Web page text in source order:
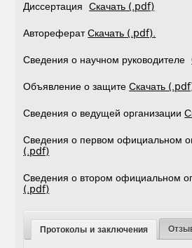
ДиссертацияСкачать (.pdf)
АвторефератСкачать (.pdf).
Сведения о научном руководителе
Объявление о защитеСкачать
Сведения о ведущей организации
Сведения о первом официальном
(.pdf)
Сведения о втором официальном
(.pdf)
Протоколы и заключения